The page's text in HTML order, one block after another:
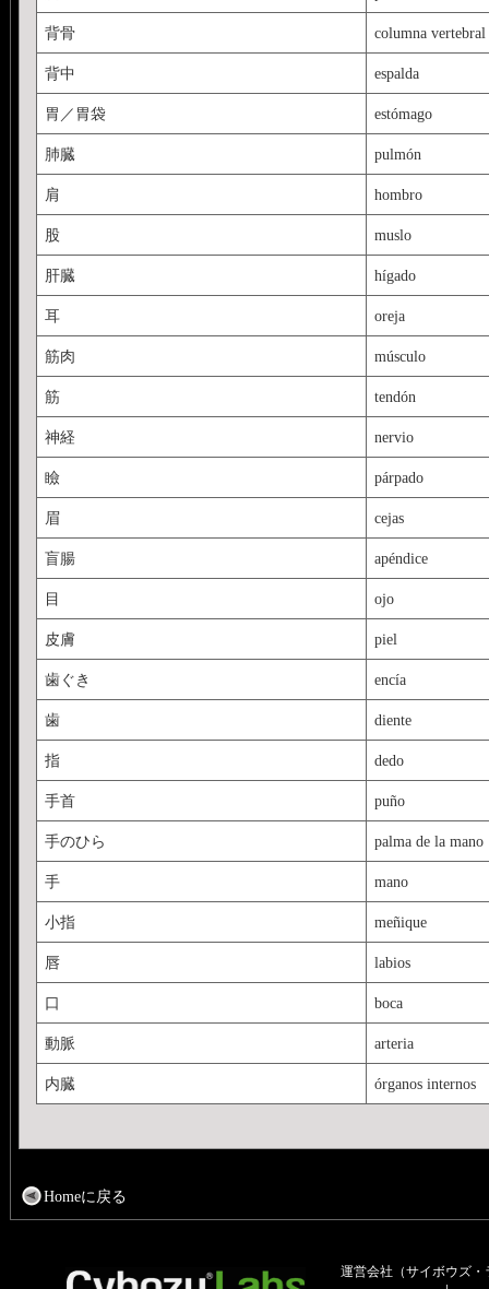
背骨 columna vertebral
背中 espalda
胃／胃袋 estómago
肺臓 pulmón
肩 hombro
股 muslo
肝臓 hígado
耳 oreja
筋肉 músculo
筋 tendón
神経 nervio
瞼 párpado
眉 cejas
盲腸 apéndice
目 ojo
皮膚 piel
歯ぐき encía
歯 diente
指 dedo
手首 puño
手のひら palma de la mano
手 mano
小指 meñique
唇 labios
口 boca
動脈 arteria
内臓 órganos internos
Homeに戻る
運営会社（サイボウズ・